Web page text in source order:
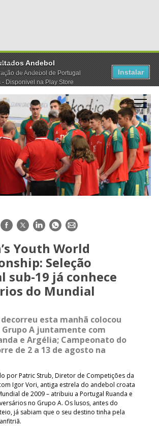
Andebol
de Andebol de Portugal
- Disponivel na Play Store
Instalar
Facebook
TwitterLinkedInWhatsApp
E-
Youth World
Seleção
sub-19 já conhece
do Mundial
esta manhã colocou
A juntamente com
e Argélia; Campeonato do
de 2 a 13 de agosto na
por Patric Strub, Diretor de Competições da
Igor Vori, antiga estrela do andebol croata
de 2009 – atribuiu a Portugal Ruanda e
no Grupo A. Os lusos, antes do
já sabiam que o seu destino tinha pela